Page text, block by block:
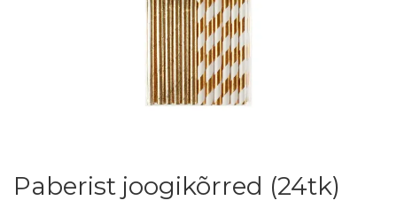
Paberist joogikõrred (24tk)